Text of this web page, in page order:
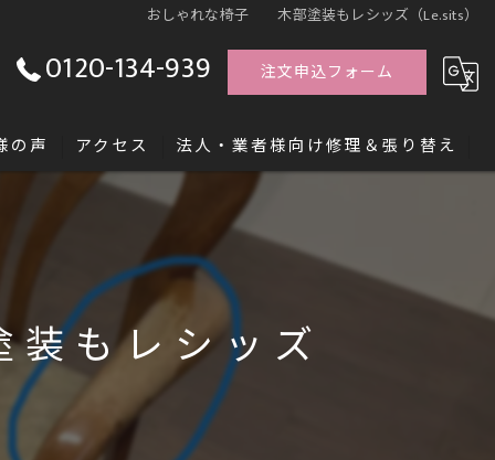
おしゃれな椅子 木部塗装もレシッズ（Le.sits）
0120-134-939 注文申込フォーム
「レシッズ職人独立塾」
の声 アクセス 法人・業者様向け修理＆張り替え
もレシッズ